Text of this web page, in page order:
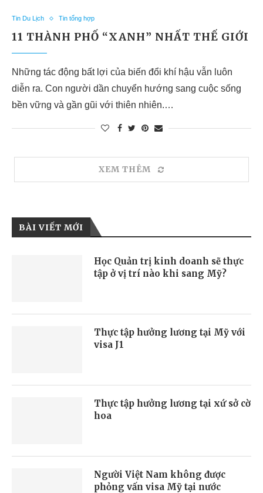
Tin Du Lịch Tin tổng hợp
11 THÀNH PHỐ “XANH” NHẤT THẾ GIỚI
Những tác động bất lợi của biến đổi khí hậu vẫn luôn
diễn ra. Con người dần chuyển hướng sang cuộc sống
bền vững và gần gũi với thiên nhiên.…
XEM THÊM
BÀI VIẾT MỚI
Học Quản trị kinh doanh sẽ thực
tập ở vị trí nào khi sang Mỹ?
Thực tập hưởng lương tại Mỹ với
visa J1
Thực tập hưởng lương tại xứ sở cờ
hoa
Người Việt Nam không được
phỏng vấn visa Mỹ tại nước